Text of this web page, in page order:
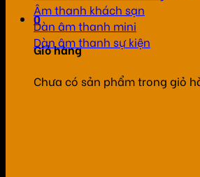
0
Giỏ hàng
Chưa có sản phẩm trong giỏ
Âm thanh khách sạn
Dàn âm thanh mini
Dàn âm thanh sự kiện